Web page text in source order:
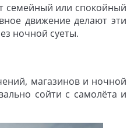
семейный или спокойный
движение делают эти
ночной суеты.
магазинов и ночной
сойти с самолёта и